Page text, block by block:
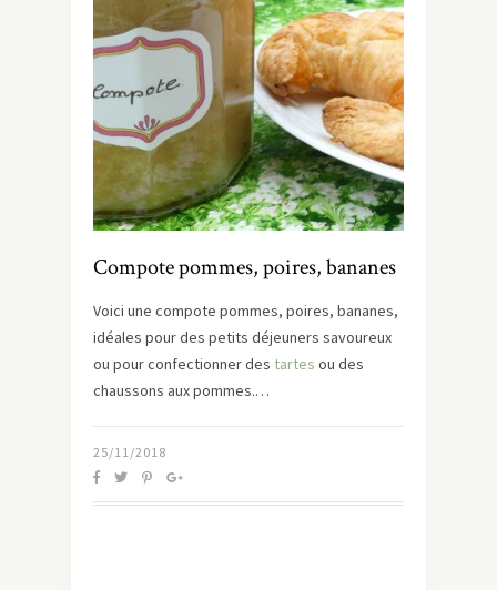
Compote pommes, poires, bananes
Voici une compote pommes, poires, bananes,
idéales pour des petits déjeuners savoureux
ou pour confectionner des tartes ou des
chaussons aux pommes.…
25/11/2018